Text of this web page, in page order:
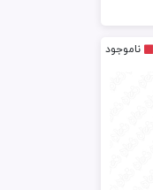
ناموجود